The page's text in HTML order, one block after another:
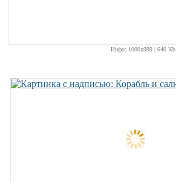
Инфо: 1000х999 | 640 Kb